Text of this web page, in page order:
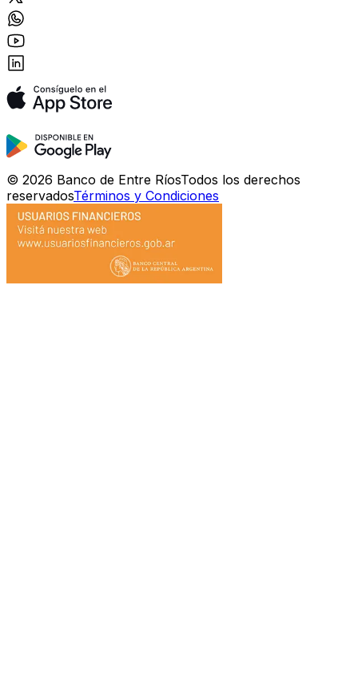
© 2026 Banco de Entre RíosTodos los derechos
reservadosTérminos y Condiciones